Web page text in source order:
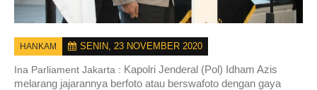
HANKAM SENIN, 23 NOVEMBER 2020
Ina Parliament Jakarta : Kapolri Jenderal (Pol) Idham Azis
melarang jajarannya berfoto atau berswafoto dengan gaya